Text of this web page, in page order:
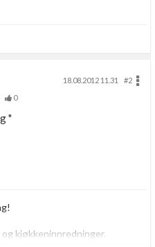
18.08.2012 11.31
#2
0
"
kjøkkeninnredninger.